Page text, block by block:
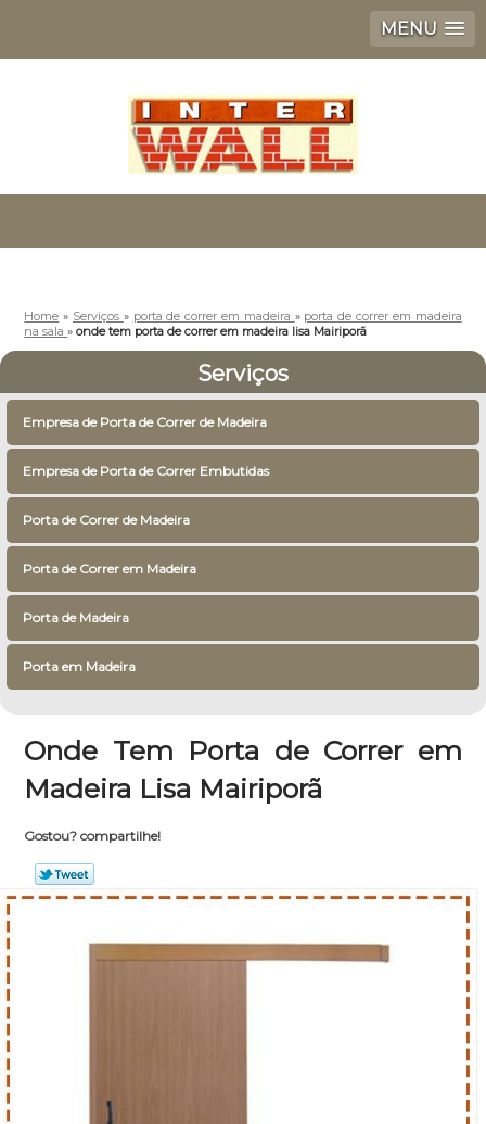
MENU
Home » Serviços » porta de correr em madeira » porta de correr em madeira
na sala»onde tem porta de correr em madeira lisa Mairiporã
Serviços
Empresa de Porta de Correr de Madeira
Empresa de Porta de Correr Embutidas
Porta de Correr de Madeira
Porta de Correr em Madeira
Porta de Madeira
Porta em Madeira
Onde Tem Porta de Correr em
Madeira Lisa Mairiporã
Gostou? compartilhe!